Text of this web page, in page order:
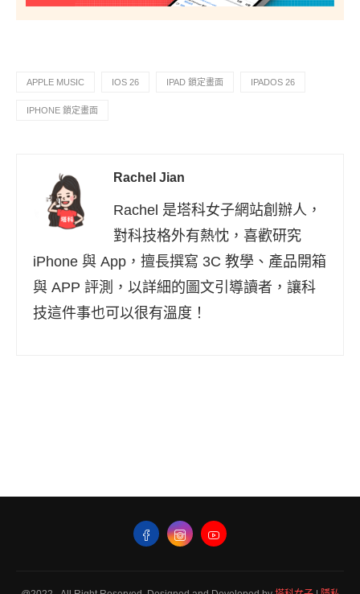
APPLE MUSIC IOS 26 IPAD 鎖定畫面 IPADOS 26
IPHONE 鎖定畫面
Rachel Jian
Rachel 是塔科女子網站創辦人，
對科技格外有熱忱，喜歡研究
iPhone 與 App，擅長撰寫 3C 教學、產品開箱
與 APP 評測，以詳細的圖文引導讀者，讓科
技這件事也可以很有溫度！